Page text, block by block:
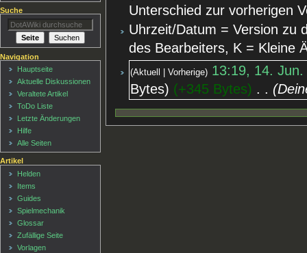
Unterschied zur vorherigen
Uhrzeit/Datum = Version zu
des Bearbeiters, K = Kleine
Aktuell Vorherige
13:19, 14. Jun.
Bytes
+345 Bytes
Suche
Navigation
Hauptseite
Aktuelle Diskussionen
Veraltete Artikel
ToDo Liste
Letzte Änderungen
Hilfe
Alle Seiten
Artikel
Helden
Items
Guides
Spielmechanik
Glossar
Zufällige Seite
Vorlagen